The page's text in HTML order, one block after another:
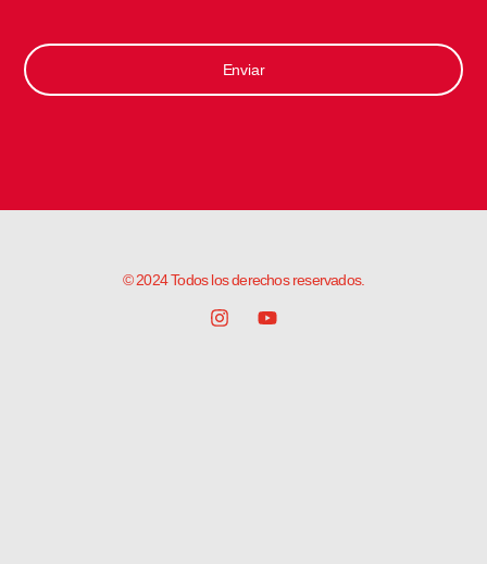
Enviar
© 2024 Todos los derechos reservados.